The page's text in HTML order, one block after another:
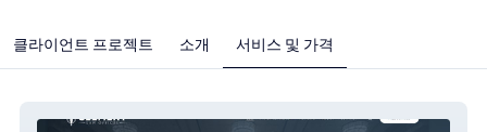
클라이언트 프로젝트 소개 서비스 및 가격